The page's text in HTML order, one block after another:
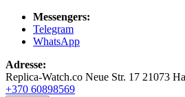
Messengers:
Telegram
WhatsApp
Adresse:
Replica-Watch.co Neue Str. 17 21073
+370 60898569